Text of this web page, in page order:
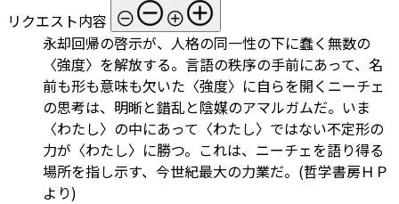
リクエスト内容
永却回帰の啓示が、人格の同一性の下に蠢く無数の
〈強度〉を解放する。言語の秩序の手前にあって、名
前も形も意味も欠いた〈強度〉に自らを開くニーチェ
の思考は、明晰と錯乱と陰媒のアマルガムだ。いま
〈わたし〉の中にあって〈わたし〉ではない不定形の
力が〈わたし〉に勝つ。これは、ニーチェを語り得る
場所を指し示す、今世紀最大の力業だ。(哲学書房ＨＰ
より)